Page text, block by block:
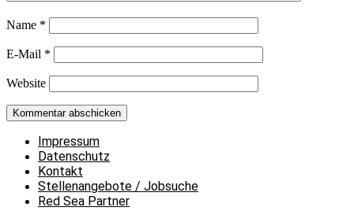
Name *
E-Mail *
Website
Impressum
Datenschutz
Kontakt
Stellenangebote / Jobsuche
Red Sea Partner